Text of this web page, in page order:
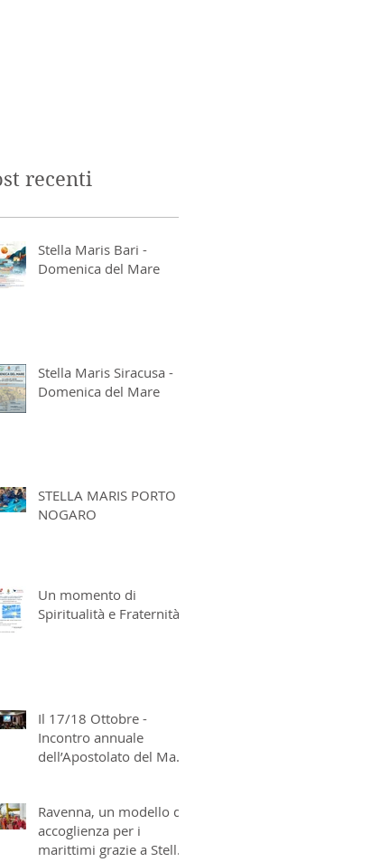
recenti
Stella Maris Bari -
Domenica del Mare
Stella Maris Siracusa -
Domenica del Mare
STELLA MARIS PORTO
NOGARO
Un momento di
Spiritualità e Fraternità
Il 17/18 Ottobre -
Incontro annuale
dell’Apostolato del Mare
Ravenna, un modello di
accoglienza per i
marittimi grazie a Stella